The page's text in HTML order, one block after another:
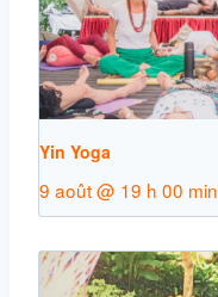
Yin Yoga
9 août @ 19 h 00 min